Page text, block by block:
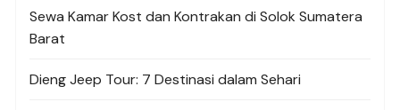
Sewa Kamar Kost dan Kontrakan di Solok Sumatera
Barat
Dieng Jeep Tour: 7 Destinasi dalam Sehari